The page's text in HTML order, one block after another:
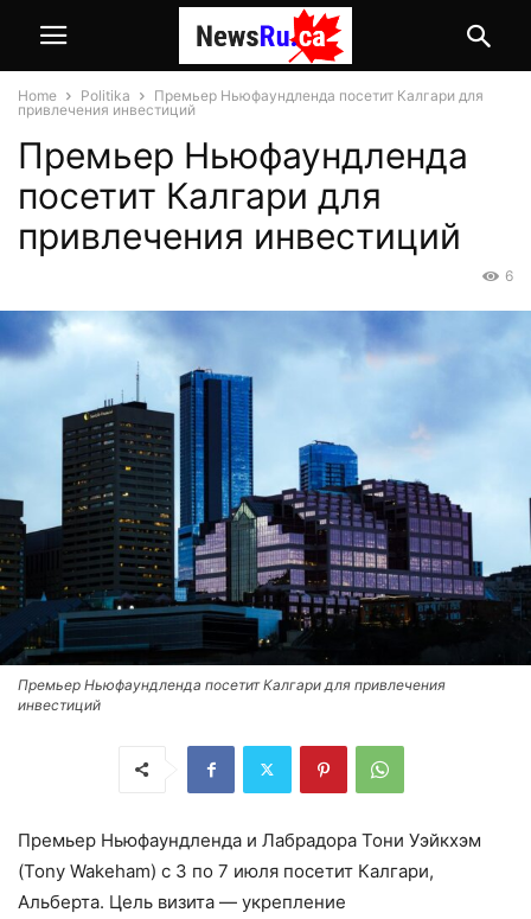
Home Politika
Премьер Ньюфаундленда посетит Калгари для
привлечения инвестиций
Премьер Ньюфаундленда
посетит Калгари для
привлечения инвестиций
6
Премьер Ньюфаундленда посетит Калгари для привлечения
инвестиций
Премьер Ньюфаундленда и Лабрадора Тони Уэйкхэм
(Tony Wakeham) с 3 по 7 июля посетит Калгари,
Альберта. Цель визита — укрепление